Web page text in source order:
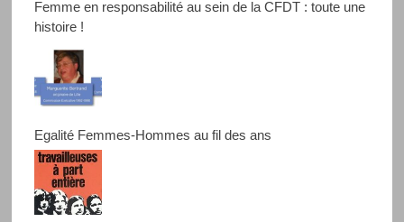
Femme en responsabilité au sein de la CFDT : toute une
histoire !
Egalité Femmes-Hommes au fil des ans